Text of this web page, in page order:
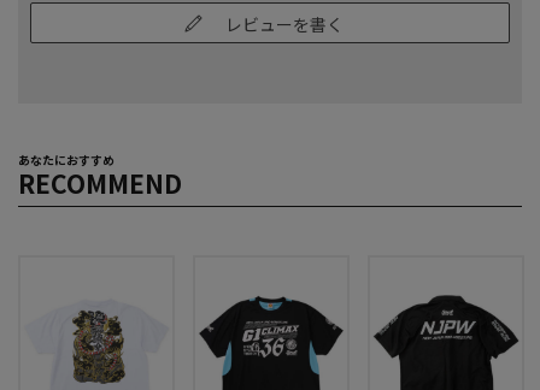
レビューを書く
あなたにおすすめ
RECOMMEND